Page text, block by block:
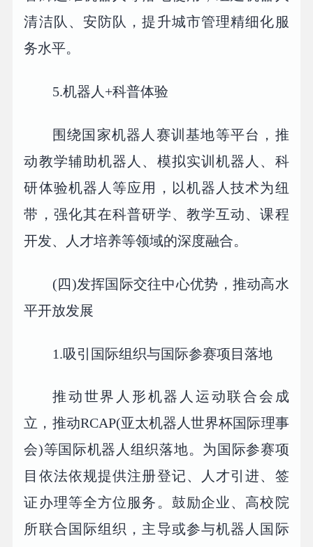
清洁队、安防队，提升城市管理精细化服
务水平。
5.机器人+科普体验
围绕国家机器人赛训基地等平台，推
动教学辅助机器人、模拟实训机器人、科
研体验机器人等应用，以机器人技术为纽
带，强化其在科普研学、教学互动、课程
开发、人才培养等领域的深度融合。
(四)发挥国际交往中心优势，推动高水
平开放发展
1.吸引国际组织与国际参赛项目落地
推动世界人形机器人运动联合会成
立，推动RCAP(亚太机器人世界杯国际理事
会)等国际机器人组织落地。为国际参赛项
目依法依规提供注册登记、人才引进、签
证办理等全方位服务。鼓励企业、高校院
所联合国际组织，主导或参与机器人国际